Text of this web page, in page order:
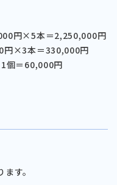
円×5本＝2,250,000円
円×3本＝330,000円
個＝60,000円
す。